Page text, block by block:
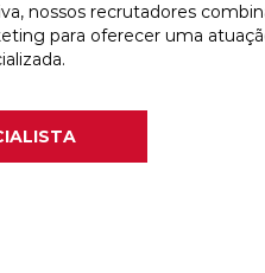
nossos recrutadores
para oferecer uma